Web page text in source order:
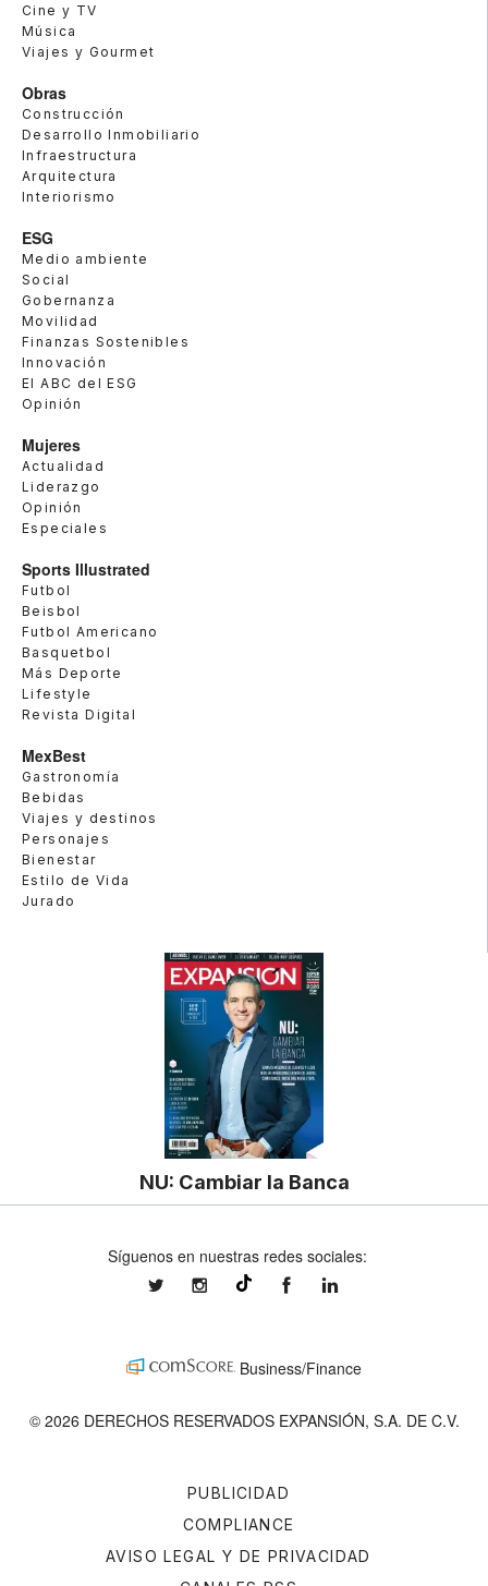
Cine y TV
Música
Viajes y Gourmet
Obras
Construcción
Desarrollo Inmobiliario
Infraestructura
Arquitectura
Interiorismo
ESG
Medio ambiente
Social
Gobernanza
Movilidad
Finanzas Sostenibles
Innovación
El ABC del ESG
Opinión
Mujeres
Actualidad
Liderazgo
Opinión
Especiales
Sports Illustrated
Futbol
Beisbol
Futbol Americano
Basquetbol
Más Deporte
Lifestyle
Revista Digital
MexBest
Gastronomía
Bebidas
Viajes y destinos
Personajes
Bienestar
Estilo de Vida
Jurado
NU: Cambiar la Banca
PUBLICIDAD
COMPLIANCE
AVISO LEGAL Y DE PRIVACIDAD
Síguenos en nuestras redes sociales:
expansionmxexpansionmx ExpansionMex
Business/Finance
© 2026 DERECHOS RESERVADOS EXPANSIÓN, S.A. DE C.V.